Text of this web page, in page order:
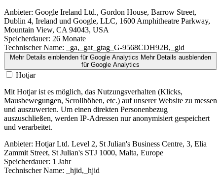
Anbieter: Google Ireland Ltd., Gordon House, Barrow Street,
Dublin 4, Ireland und Google, LLC, 1600 Amphitheatre Parkway,
Mountain View, CA 94043, USA
Speicherdauer: 26 Monate
Technischer Name: _ga,_gat_gtag_G-9568CDH92B,_gid
Mehr Details einblenden für Google Analytics Mehr Details ausblenden
für Google Analytics
Hotjar
Mit Hotjar ist es möglich, das Nutzungsverhalten (Klicks,
Mausbewegungen, Scrollhöhen, etc.) auf unserer Website zu messen
und auszuwerten. Um einen direkten Personenbezug
auszuschließen, werden IP-Adressen nur anonymisiert gespeichert
und verarbeitet.
Anbieter: Hotjar Ltd. Level 2, St Julian's Business Centre, 3, Elia
Zammit Street, St Julian's STJ 1000, Malta, Europe
Speicherdauer: 1 Jahr
Technischer Name: _hjid,_hjid